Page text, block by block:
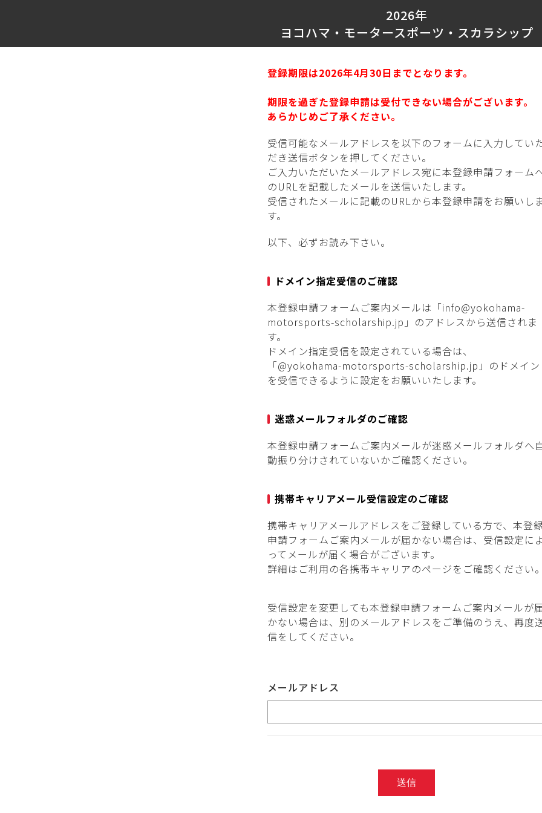
2026年
ヨコハマ・モータースポーツ・スカラシップ
登録期限は2026年4月30日までとなります。
期限を過ぎた登録申請は受付できない場合がございます。
あらかじめご了承ください。
受信可能なメールアドレスを以下のフォームに入力してい
だき送信ボタンを押してください。
ご入力いただいたメールアドレス宛に本登録申請フォーム
のURLを記載したメールを送信いたします。
受信されたメールに記載のURLから本登録申請をお願いし
す。
以下、必ずお読み下さい。
ドメイン指定受信のご確認
本登録申請フォームご案内メールは「info@yokohama-
motorsports-scholarship.jp」のアドレスから送信されま
す。
ドメイン指定受信を設定されている場合は、
「@yokohama-motorsports-scholarship.jp」のドメイン
を受信できるように設定をお願いいたします。
迷惑メールフォルダのご確認
本登録申請フォームご案内メールが迷惑メールフォルダへ
動振り分けされていないかご確認ください。
携帯キャリアメール受信設定のご確認
携帯キャリアメールアドレスをご登録している方で、本登
申請フォームご案内メールが届かない場合は、受信設定に
ってメールが届く場合がございます。
詳細はご利用の各携帯キャリアのページをご確認ください。
受信設定を変更しても本登録申請フォームご案内メールが届
かない場合は、別のメールアドレスをご準備のうえ、再度
信をしてください。
メールアドレス
送信